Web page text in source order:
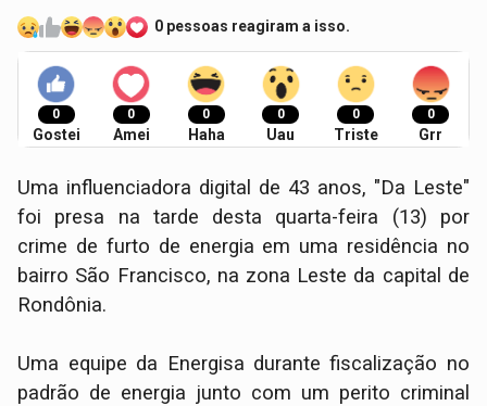
0 pessoas reagiram a isso.
0
Gostei
0
Amei
0
Haha
0
Uau
0
Triste
0
Grr
Uma influenciadora digital de 43 anos, "Da Leste"
foi presa na tarde desta quarta-feira (13) por
crime de furto de energia em uma residência no
bairro São Francisco, na zona Leste da capital de
Rondônia.
Uma equipe da Energisa durante fiscalização no
padrão de energia junto com um perito criminal